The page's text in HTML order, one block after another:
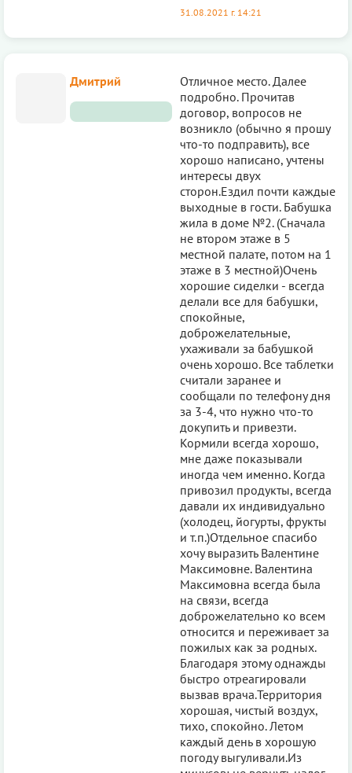
31.08.2021 г. 14:21
Дмитрий
Отличное место. Далее
подробно. Прочитав
договор, вопросов не
возникло (обычно я прошу
что-то подправить), все
хорошо написано, учтены
интересы двух
сторон.Ездил почти каждые
выходные в гости. Бабушка
жила в доме №2. (Сначала
не втором этаже в 5
местной палате, потом на 1
этаже в 3 местной)Очень
хорошие сиделки - всегда
делали все для бабушки,
спокойные,
доброжелательные,
ухаживали за бабушкой
очень хорошо. Все таблетки
считали заранее и
сообщали по телефону дня
за 3-4, что нужно что-то
докупить и привезти.
Кормили всегда хорошо,
мне даже показывали
иногда чем именно. Когда
привозил продукты, всегда
давали их индивидуально
(холодец, йогурты, фрукты
и т.п.)Отдельное спасибо
хочу выразить Валентине
Максимовне. Валентина
Максимовна всегда была
на связи, всегда
доброжелательно ко всем
относится и переживает за
пожилых как за родных.
Благодаря этому однажды
быстро отреагировали
вызвав врача.Территория
хорошая, чистый воздух,
тихо, спокойно. Летом
каждый день в хорошую
погоду выгуливали.Из